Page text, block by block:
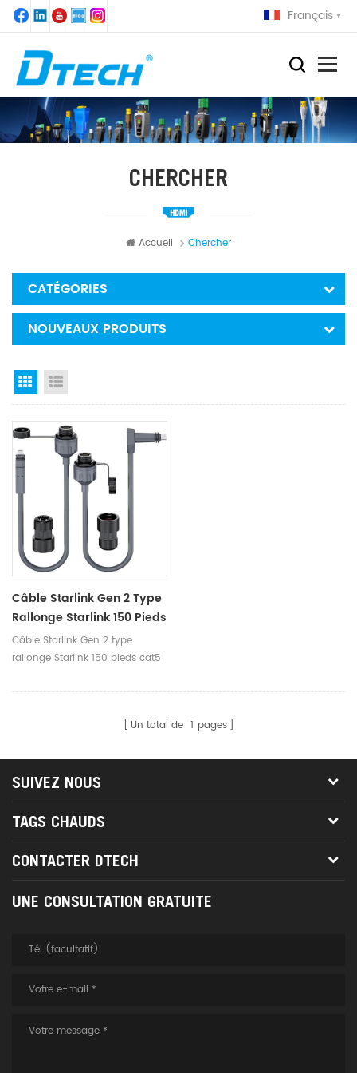
Français
CHERCHER
Accueil Chercher
CATÉGORIES
NOUVEAUX PRODUITS
Grid View
Câble Starlink Gen 2 Type
Rallonge Starlink 150 Pieds
Cat5 Cat6 Starlink Vers
Ethernet
Câble Starlink Gen 2 type
rallonge Starlink 150 pieds cat5
Un total de 1 pages
SUIVEZ NOUS
TAGS CHAUDS
CONTACTER DTECH
UNE CONSULTATION GRATUITE